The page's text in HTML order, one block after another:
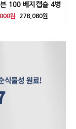
100 베지캡슐 4병
원 278,080원